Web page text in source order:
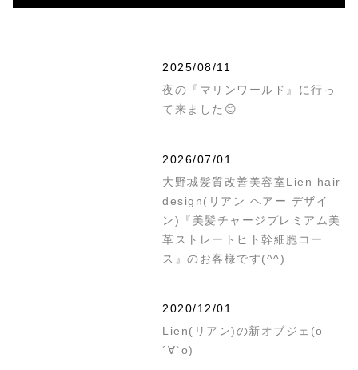
2025/08/11
夜の『マリンワールド』に行っ
て来ました😊
2026/07/01
大野城髪質改善美容室Lien hair
design(リアン ヘアー デザイ
ン)『美髪チャージプレミアム美
革ストレートヒト幹細胞コー
ス』のお客様です(^^)
2020/12/01
Lien(リアン)の新オブジェ(о
´∀`о)